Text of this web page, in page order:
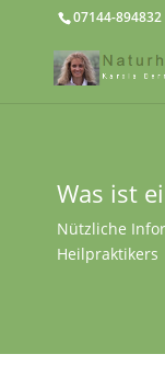
07144-894832
Was ist
Nützliche
Heilpraktikers